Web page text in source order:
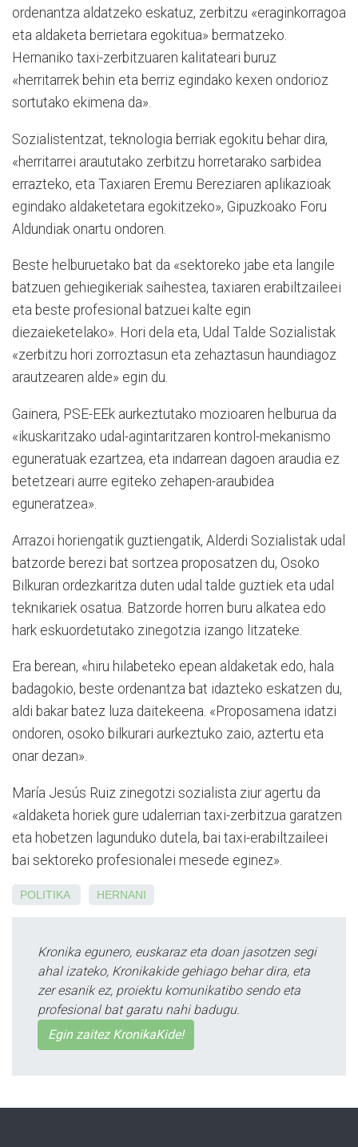
ordenantza aldatzeko eskatuz, zerbitzu «eraginkorragoa
eta aldaketa berrietara egokitua» bermatzeko.
Hernaniko taxi-zerbitzuaren kalitateari buruz
«herritarrek behin eta berriz egindako kexen ondorioz
sortutako ekimena da».
Sozialistentzat, teknologia berriak egokitu behar dira,
«herritarrei araututako zerbitzu horretarako sarbidea
errazteko, eta Taxiaren Eremu Bereziaren aplikazioak
egindako aldaketetara egokitzeko», Gipuzkoako Foru
Aldundiak onartu ondoren.
Beste helburuetako bat da «sektoreko jabe eta langile
batzuen gehiegikeriak saihestea, taxiaren erabiltzaileei
eta beste profesional batzuei kalte egin
diezaieketelako». Hori dela eta, Udal Talde Sozialistak
«zerbitzu hori zorroztasun eta zehaztasun haundiagoz
arautzearen alde» egin du.
Gainera, PSE-EEk aurkeztutako mozioaren helburua da
«ikuskaritzako udal-agintaritzaren kontrol-mekanismo
eguneratuak ezartzea, eta indarrean dagoen araudia ez
betetzeari aurre egiteko zehapen-araubidea
eguneratzea».
Arrazoi horiengatik guztiengatik, Alderdi Sozialistak udal
batzorde berezi bat sortzea proposatzen du, Osoko
Bilkuran ordezkaritza duten udal talde guztiek eta udal
teknikariek osatua. Batzorde horren buru alkatea edo
hark eskuordetutako zinegotzia izango litzateke.
Era berean, «hiru hilabeteko epean aldaketak edo, hala
badagokio, beste ordenantza bat idazteko eskatzen du,
aldi bakar batez luza daitekeena. «Proposamena idatzi
ondoren, osoko bilkurari aurkeztuko zaio, aztertu eta
onar dezan».
María Jesús Ruiz zinegotzi sozialista ziur agertu da
«aldaketa horiek gure udalerrian taxi-zerbitzua garatzen
eta hobetzen lagunduko dutela, bai taxi-erabiltzaileei
bai sektoreko profesionalei mesede eginez».
POLITIKA HERNANI
Kronika egunero, euskaraz eta doan jasotzen segi
ahal izateko, Kronikakide gehiago behar dira, eta
zer esanik ez, proiektu komunikatibo sendo eta
profesional bat garatu nahi badugu.
Egin zaitez KronikaKide!